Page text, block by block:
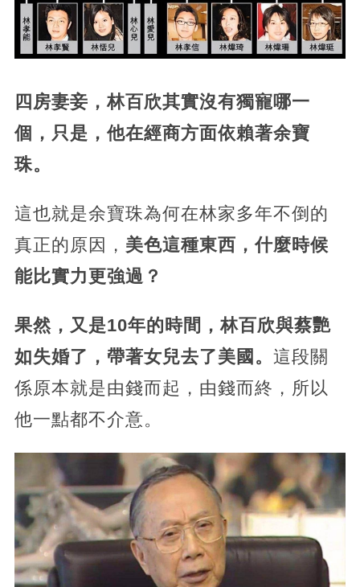
四房妻妾，林百欣其實沒有獨寵哪一
個，只是，他在經商方面依賴著余寶
珠。
這也就是余寶珠為何在林家多年不倒的
真正的原因， 美色這種東西，什麼時候
能比實力更強過？
果然，又是10年的時間，林百欣與蔡艷
如失婚了，帶著女兒去了美國。 這段關
係原本就是由錢而起，由錢而終，所以
他一點都不介意。